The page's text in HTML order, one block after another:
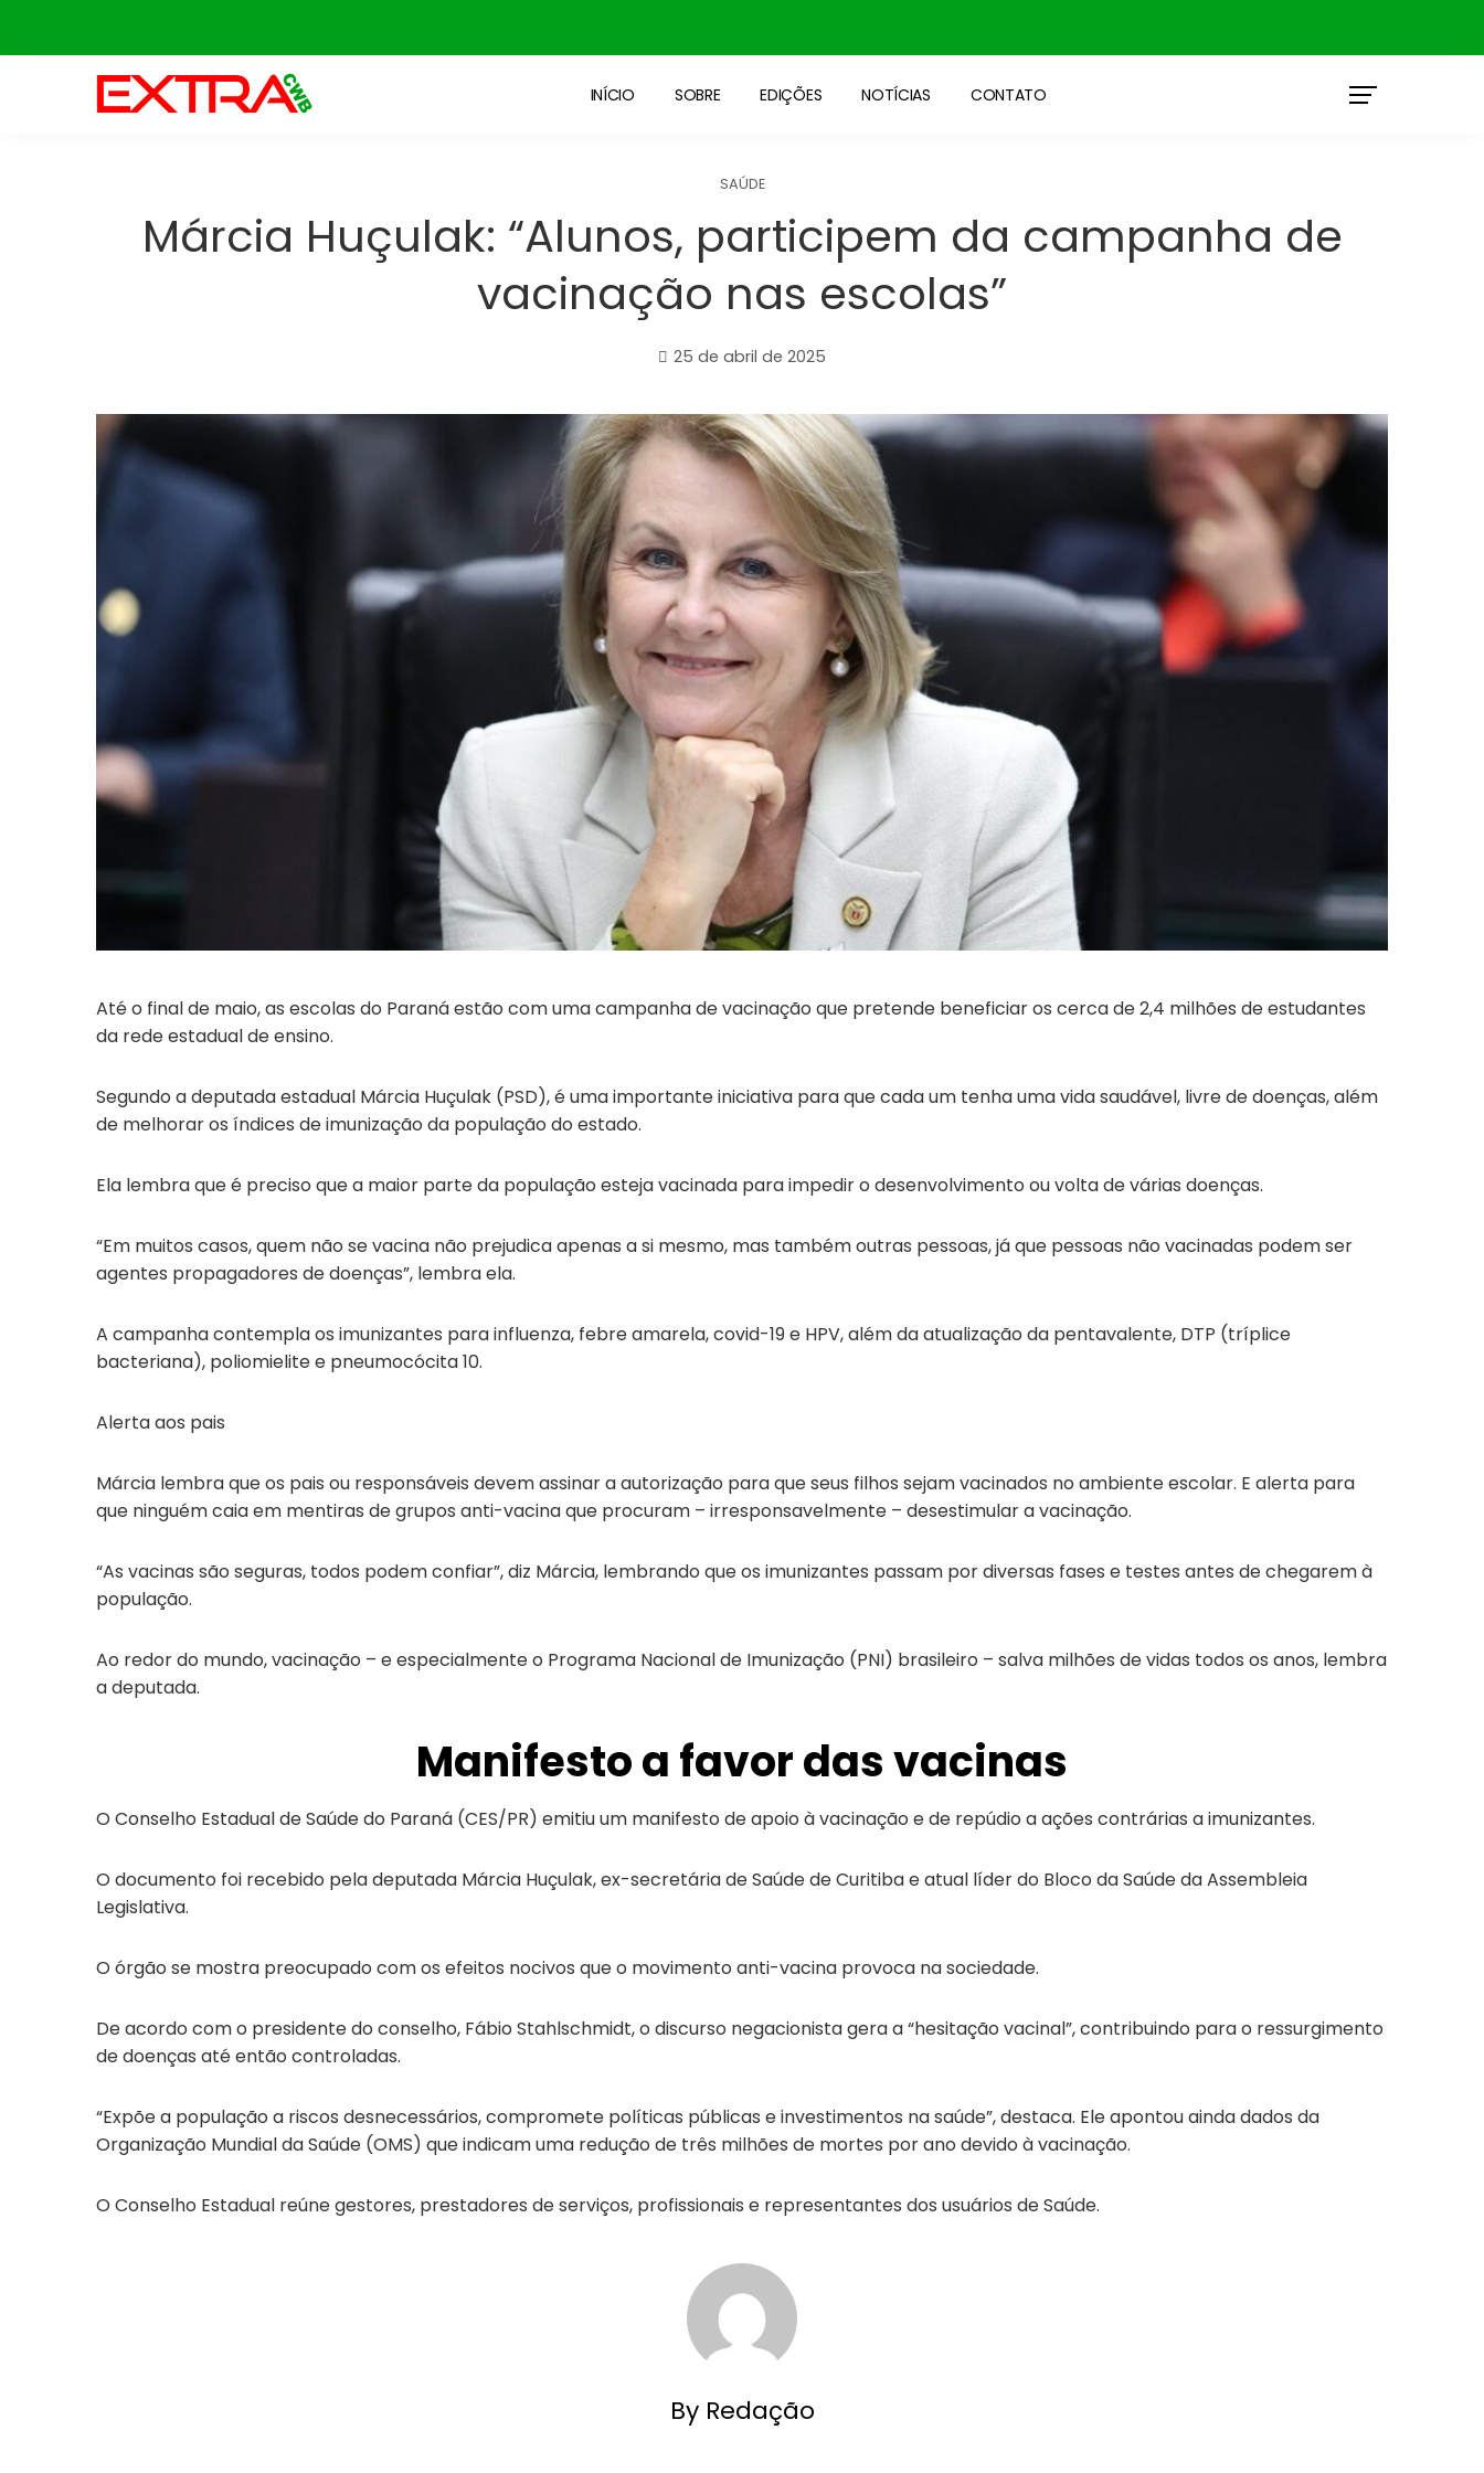
INÍCIO SOBRE EDIÇÕES NOTÍCIAS CONTATO
SAÚDE
Márcia Huçulak: “Alunos, participem da campanha de
vacinação nas escolas”
25 de abril de 2025
Até o final de maio, as escolas do Paraná estão com uma campanha de vacinação que pretende beneficiar os cerca de 2,4 milhões de estudantes
da rede estadual de ensino.
Segundo a deputada estadual Márcia Huçulak (PSD), é uma importante iniciativa para que cada um tenha uma vida saudável, livre de doenças, além
de melhorar os índices de imunização da população do estado.
Ela lembra que é preciso que a maior parte da população esteja vacinada para impedir o desenvolvimento ou volta de várias doenças.
“Em muitos casos, quem não se vacina não prejudica apenas a si mesmo, mas também outras pessoas, já que pessoas não vacinadas podem ser
agentes propagadores de doenças”, lembra ela.
A campanha contempla os imunizantes para influenza, febre amarela, covid-19 e HPV, além da atualização da pentavalente, DTP (tríplice
bacteriana), poliomielite e pneumocócita 10.
Alerta aos pais
Márcia lembra que os pais ou responsáveis devem assinar a autorização para que seus filhos sejam vacinados no ambiente escolar. E alerta para
que ninguém caia em mentiras de grupos anti-vacina que procuram – irresponsavelmente – desestimular a vacinação.
“As vacinas são seguras, todos podem confiar”, diz Márcia, lembrando que os imunizantes passam por diversas fases e testes antes de chegarem à
população.
Ao redor do mundo, vacinação – e especialmente o Programa Nacional de Imunização (PNI) brasileiro – salva milhões de vidas todos os anos, lembra
a deputada.
Manifesto a favor das vacinas
O Conselho Estadual de Saúde do Paraná (CES/PR) emitiu um manifesto de apoio à vacinação e de repúdio a ações contrárias a imunizantes.
O documento foi recebido pela deputada Márcia Huçulak, ex-secretária de Saúde de Curitiba e atual líder do Bloco da Saúde da Assembleia
Legislativa.
O órgão se mostra preocupado com os efeitos nocivos que o movimento anti-vacina provoca na sociedade.
De acordo com o presidente do conselho, Fábio Stahlschmidt, o discurso negacionista gera a “hesitação vacinal”, contribuindo para o ressurgimento
de doenças até então controladas.
“Expõe a população a riscos desnecessários, compromete políticas públicas e investimentos na saúde”, destaca. Ele apontou ainda dados da
Organização Mundial da Saúde (OMS) que indicam uma redução de três milhões de mortes por ano devido à vacinação.
O Conselho Estadual reúne gestores, prestadores de serviços, profissionais e representantes dos usuários de Saúde.
By Redação